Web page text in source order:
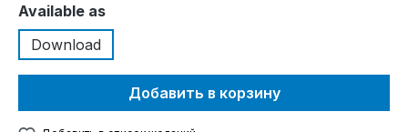
Выберите
Available as
Download
Добавить в корзину